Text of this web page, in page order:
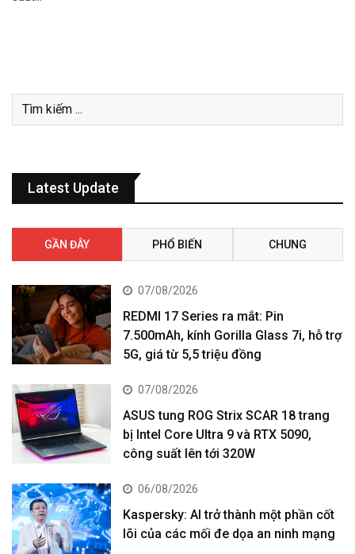
Latest Update
GẦN ĐÂY PHỔ BIẾN CHUNG
07/08/2026
REDMI 17 Series ra mắt: Pin
7.500mAh, kính Gorilla Glass 7i, hỗ trợ
5G, giá từ 5,5 triệu đồng
07/08/2026
ASUS tung ROG Strix SCAR 18 trang
bị Intel Core Ultra 9 và RTX 5090,
công suất lên tới 320W
06/08/2026
Kaspersky: AI trở thành một phần cốt
lõi của các mối đe dọa an ninh mạng